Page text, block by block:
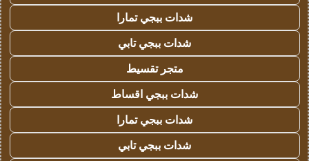
شدات ببجي تمارا
شدات ببجي تابي
متجر تقسيط
شدات ببجي اقساط
شدات ببجي تمارا
شدات ببجي تابي